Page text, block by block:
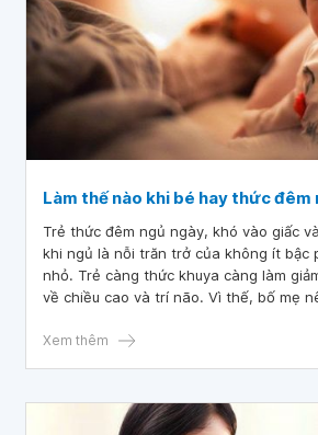
Làm thế nào khi bé hay thức đêm
Trẻ thức đêm ngủ ngày, khó vào giấc
khi ngủ là nỗi trăn trở của không ít bậc
nhỏ. Trẻ càng thức khuya càng làm
về chiều cao và trí não. Vì thế, bố mẹ
đúng giờ và ngon giấc.
Xem thêm